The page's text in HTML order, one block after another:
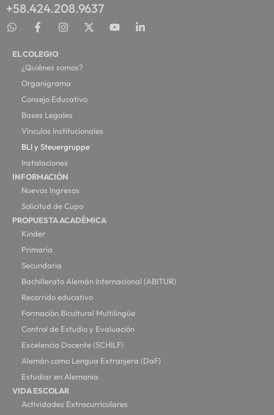
+58.424.208.9637
EL COLEGIO
¿Quiénes somos?
Organigrama
Consejo Educativo
Bases Legales
Vínculos Institucionales
BLI y Steuergruppe
Instalaciones
INFORMACIÓN
Nuevos Ingresos
Solicitud de Cupo
PROPUESTA ACADÉMICA
Kinder
Primaria
Secundaria
Bachillerato Alemán Internacional (ABITUR)
Recorrido educativo
Formación Bicultural Multilingüe
Control de Estudio y Evaluación
Excelencia Docente (SCHILF)
Alemán como Lengua Extranjera (DaF)
Estudiar en Alemania
VIDA ESCOLAR
Actividades Extracurriculares